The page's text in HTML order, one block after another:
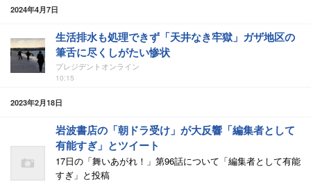
2024年4月7日
生活排水も処理できず「天井なき牢獄」ガザ地区の
筆舌に尽くしがたい惨状
プレジデントオンライン
10:15
2023年2月18日
岩波書店の「朝ドラ受け」が大反響「編集者として
有能すぎ」とツイート
17日の「舞いあがれ！」第96話について「編集者として有能
すぎ」と投稿